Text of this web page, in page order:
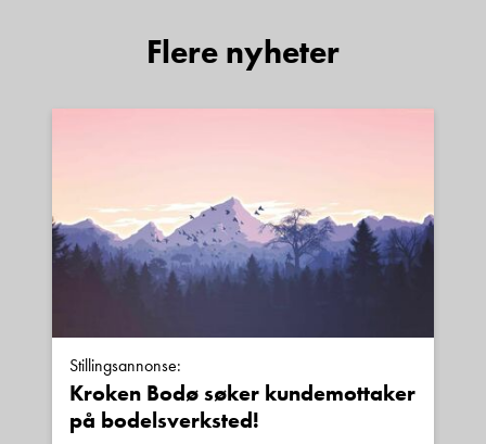
Flere nyheter
Stillingsannonse:
Kroken Bodø søker kundemottaker
på bodelsverksted!